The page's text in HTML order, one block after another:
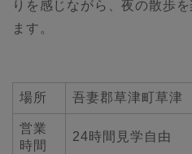
りを感じながら、夜の散歩
ます。
場所 吾妻郡草津町草津
営業
時間
24時間見学自由